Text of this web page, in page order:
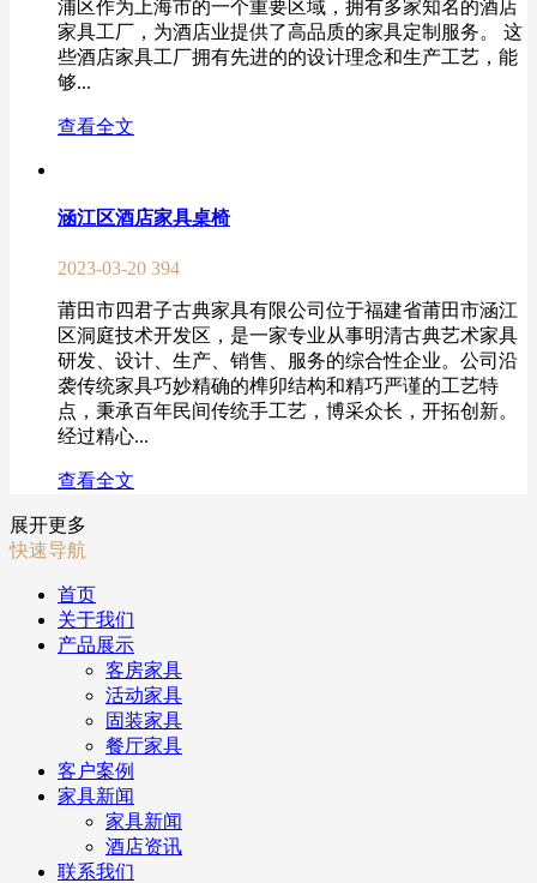
浦区作为上海市的一个重要区域，拥有多家知名的酒店
家具工厂，为酒店业提供了高品质的家具定制服务。 这
些酒店家具工厂拥有先进的的设计理念和生产工艺，能
够...
查看全文
涵江区酒店家具桌椅
2023-03-20 394
莆田市四君子古典家具有限公司位于福建省莆田市涵江
区洞庭技术开发区，是一家专业从事明清古典艺术家具
研发、设计、生产、销售、服务的综合性企业。公司沿
袭传统家具巧妙精确的榫卯结构和精巧严谨的工艺特
点，秉承百年民间传统手工艺，博采众长，开拓创新。
经过精心...
查看全文
展开更多
快速导航
首页
关于我们
产品展示
客房家具
活动家具
固装家具
餐厅家具
客户案例
家具新闻
家具新闻
酒店资讯
联系我们